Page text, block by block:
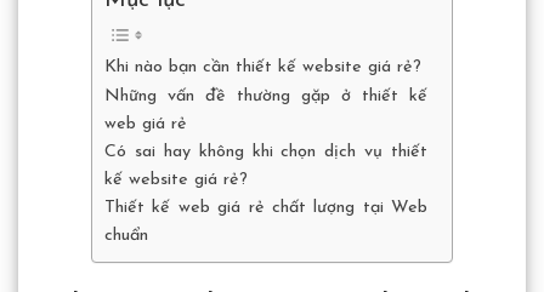
Khi nào bạn cần thiết kế website giá rẻ?
Những vấn đề thường gặp ở thiết kế
web giá rẻ
Có sai hay không khi chọn dịch vụ thiết
kế website giá rẻ?
Thiết kế web giá rẻ chất lượng tại Web
chuẩn